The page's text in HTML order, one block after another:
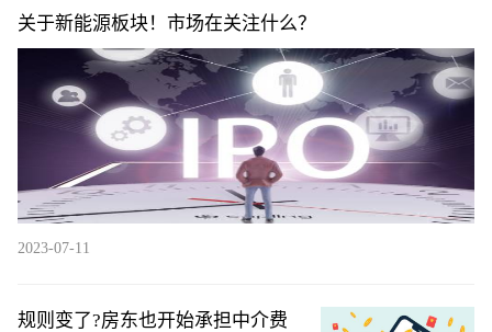
关于新能源板块！市场在关注什么？
2023-07-11
规则变了?房东也开始承担中介费